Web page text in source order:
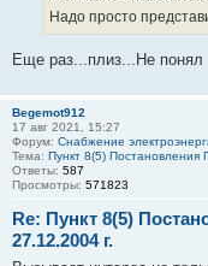
Надо просто
Еще раз...плиз...Не понял
Begemot912
17 авг 2021, 15:27
Форум: Снабжение
Тема: Пункт 8(5) Постановления
Ответы: 587
Просмотры: 571823
Re: Пункт 8(5)
27.12.2004 г.